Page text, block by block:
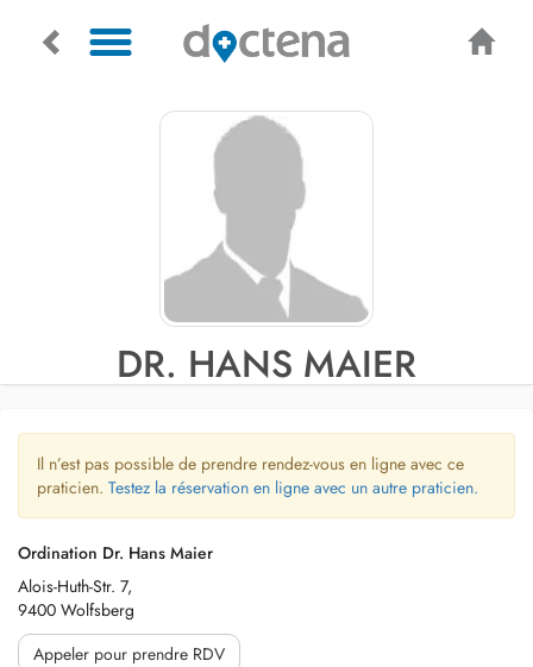
DR. HANS MAIER
Il n’est pas possible de prendre rendez-vous en ligne avec ce
praticien. Testez la réservation en ligne avec un autre praticien.
Ordination Dr. Hans Maier
Alois-Huth-Str. 7,
9400 Wolfsberg
Appeler pour prendre RDV